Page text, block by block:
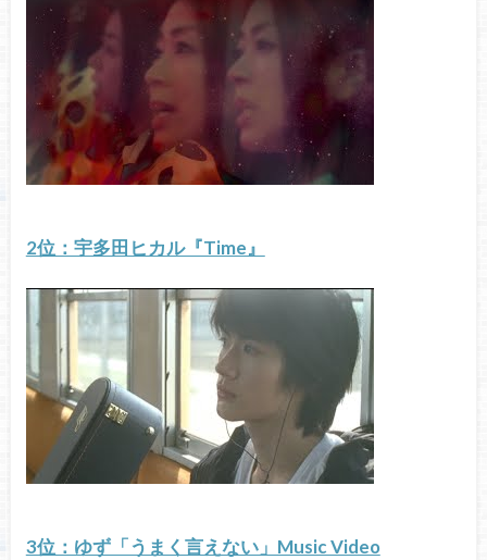
2位：宇多田ヒカル『Time』
3位：ゆず「うまく言えない」Music Video